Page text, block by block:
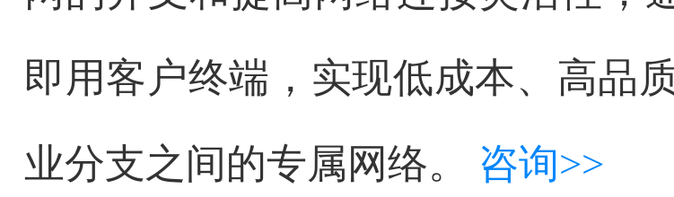
即用客户终端，实现低成本、高品
业分支之间的专属网络。 咨询>>